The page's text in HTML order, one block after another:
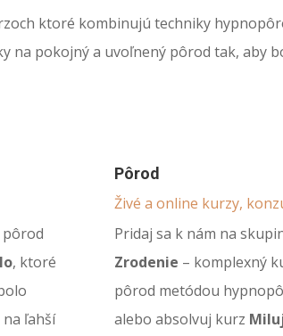
ktoré kombinujú techniky
na pokojný a uvoľnený pôrod tak, aby
pôrod
, ktoré
ľahší
Pôrod
Živé a online kurzy,
Pridaj sa k nám na
Zrodenie – komplexný
pôrod metódou
alebo absolvuj kurz